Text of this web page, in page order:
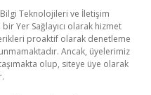
Bilgi Teknolojileri ve İletişim
Yer Sağlayıcı olarak hizmet
proaktif olarak denetleme
Ancak, üyelerimiz
olup, siteye üye olarak